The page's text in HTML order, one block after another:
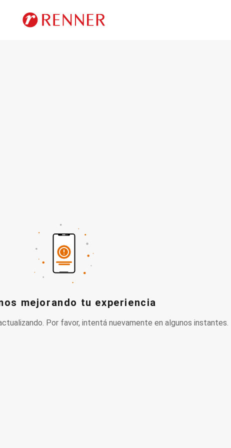
mejorando tu experiencia
Por favor, intentá nuevamente en algunos instantes.